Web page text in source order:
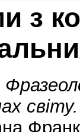
з
світу.